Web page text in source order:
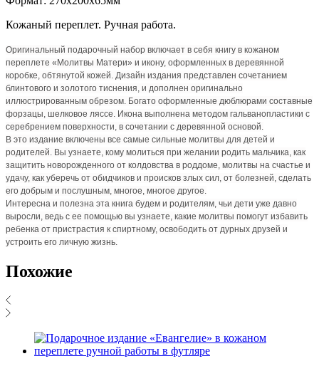
Кожаный переплет. Ручная работа.
Оригинальный подарочный набор включает в себя книгу в кожаном
переплете «Молитвы Матери» и икону, оформленных в деревянной
коробке, обтянутой кожей. Дизайн издания представлен сочетанием
блинтового и золотого тиснения, и дополнен оригинально
иллюстрированным обрезом. Богато оформленные дюблюрами составные
форзацы, шелковое ляссе. Икона выполнена методом гальванопластики с
серебрением поверхности, в сочетании с деревянной основой.
В это издание включены все самые сильные молитвы для детей и
родителей. Вы узнаете, кому молиться при желании родить мальчика, как
защитить новорожденного от колдовства в роддоме, молитвы на счастье и
удачу, как уберечь от обидчиков и происков злых сил, от болезней, сделать
его добрым и послушным, многое, многое другое.
Интересна и полезна эта книга будем и родителям, чьи дети уже давно
выросли, ведь с ее помощью вы узнаете, какие молитвы помогут избавить
ребенка от пристрастия к спиртному, освободить от дурных друзей и
устроить его личную жизнь.
Похожие